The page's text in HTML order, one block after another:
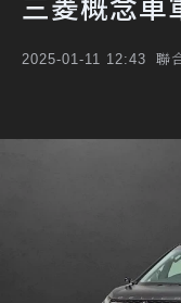
2025-01-11 12:43 聯